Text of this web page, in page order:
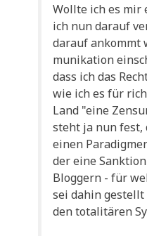
Woll­te ich es mir
ich nun dar­auf
dar­auf ankommt
mu­ni­ka­ti­on
dass ich das
wie ich es für
Land "eine
steht ja nun fest,
einen
der eine
Blog­gern - für
sei dahin
den tota­li­tä­ren